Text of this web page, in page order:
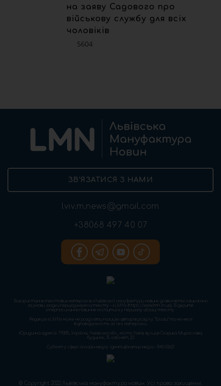
на заяву Садового про
військову службу для всіх
чоловіків
5604
ЗВ’ЯЗАТИСЯ З НАМИ
lviv.m.news@gmail.com
+38068 497 40 07
Використання текстових матеріалів «Львівської мануфактури новин» дозволяється виключно
за умови згадки першоджерела тексту – «LMN» (https://www.lmn.in.ua). Відкрите
гіперпосилання повинне міститися у першому абзаці тексту.
Редакція «LMN» може не розділяти позицію авторів розділу “Блоги” та не несе
відповідальність за їхні матеріали.
Юридична адреса: 79005, Україна, Львівська обл., місто Львів, вулиця Скорика Мирослава,
будинок, 31, кабінет, 23
Cуб'єкт у сфері онлайн-медіа; ідентифікатор медіа - R40-03621
© Copyright 2022 Львівська мануфактура новин. Усі права захищенні.